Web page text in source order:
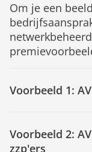
Om je een
Voorbeeld 1:
Voorbeeld 2:
zzp'ers